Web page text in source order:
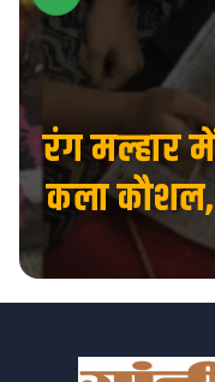
दिखाया
संरक्षण का